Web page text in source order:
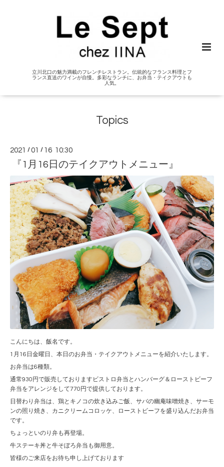
立川北口の魅力満載のフレンチレストラン。伝統的なフランス料理とフ
ランス直送のワインが自慢。多彩なランチに、お弁当・テイクアウトも
人気。
Topics
2021 /01 / 16 10:30
『1月16日のテイクアウトメニュー』
こんにちは、飯名です。
1月16日金曜日、本日のお弁当・テイクアウトメニューを紹介いたします。
お弁当は6種類。
通常930円で販売しておりますビストロ弁当とハンバーグ＆ローストビーフ
弁当をアレンジをして770円で提供しております。
日替わり弁当は、鶏とキノコの炊き込みご飯、サバの幽庵味噌焼き、サーモ
ンの照り焼き、カニクリームコロッケ、ローストビーフを盛り込んだお弁当
です。
ちょっといのり弁も再登場。
牛ステーキ丼と牛そぼろ弁当も御用意。
皆様のご来店をお待ち申し上げております